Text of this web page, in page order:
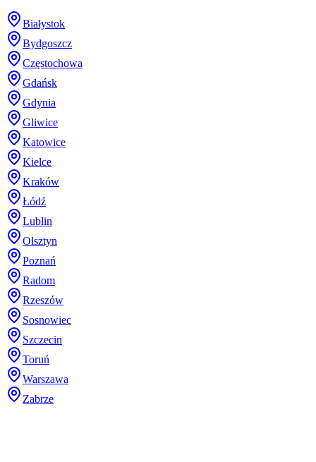
Białystok
Bydgoszcz
Częstochowa
Gdańsk
Gdynia
Gliwice
Katowice
Kielce
Kraków
Łódź
Lublin
Olsztyn
Poznań
Radom
Rzeszów
Sosnowiec
Szczecin
Toruń
Warszawa
Zabrze